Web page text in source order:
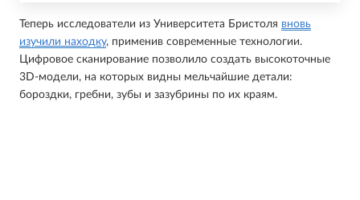
Теперь исследователи из Университета Бристоля вновь
изучили находку, применив современные технологии.
Цифровое сканирование позволило создать высокоточные
3D-модели, на которых видны мельчайшие детали:
бороздки, гребни, зубы и зазубрины по их краям.